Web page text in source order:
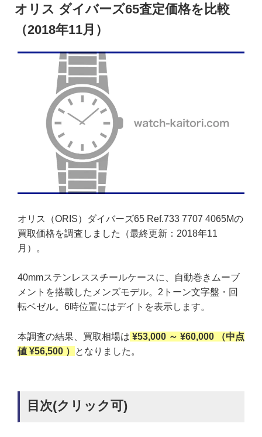
オリス ダイバーズ65査定価格を比較
（2018年11月）
オリス（ORIS）ダイバーズ65 Ref.733 7707 4065Mの
買取価格を調査しました（最終更新：2018年11
月）。
40mmステンレススチールケースに、自動巻きムーブ
メントを搭載したメンズモデル。2トーン文字盤・回
転ベゼル。6時位置にはデイトを表示します。
本調査の結果、買取相場は ¥53,000 ～ ¥60,000 （中点
値 ¥56,500 ）
となりました。
目次(クリック可)